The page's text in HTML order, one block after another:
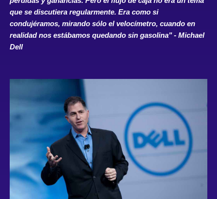
que se discutiera regularmente. Era como si
condujéramos, mirando sólo el velocímetro, cuando en
realidad nos estábamos quedando sin gasolina" - Michael
Dell